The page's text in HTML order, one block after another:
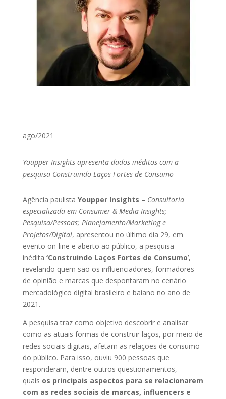
ago/2021
Youpper Insights apresenta dados inéditos com a
pesquisa Construindo Laços Fortes de Consumo
Agência paulista Youpper Insights – Consultoria
especializada em Consumer & Media Insights;
Pesquisa/Pessoas; Planejamento/Marketing e
Projetos/Digital, apresentou no último dia 29, em
evento on-line e aberto ao público, a pesquisa
inédita ‘Construindo Laços Fortes de Consumo’,
revelando quem são os influenciadores, formadores
de opinião e marcas que despontaram no cenário
mercadológico digital brasileiro e baiano no ano de
2021.
A pesquisa traz como objetivo descobrir e analisar
como as atuais formas de construir laços, por meio de
redes sociais digitais, afetam as relações de consumo
do público. Para isso, ouviu 900 pessoas que
responderam, dentre outros questionamentos,
quais os principais aspectos para se relacionarem
com as redes sociais de marcas, influencers e